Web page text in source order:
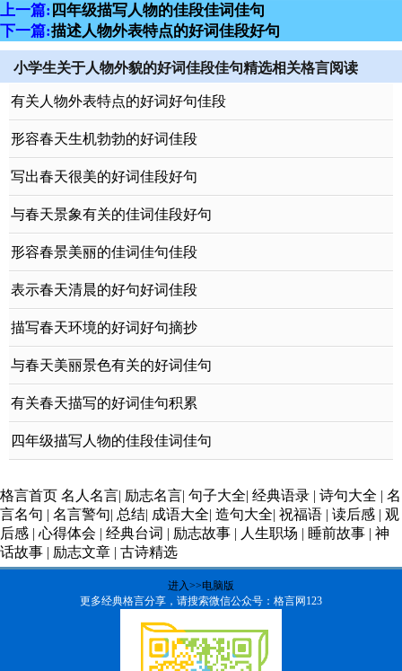
上一篇: 四年级描写人物的佳段佳词佳句
下一篇:描述人物外表特点的好词佳段好句
小学生关于人物外貌的好词佳段佳句精选相关格言阅读
有关人物外表特点的好词好句佳段
形容春天生机勃勃的好词佳段
写出春天很美的好词佳段好句
与春天景象有关的佳词佳段好句
形容春景美丽的佳词佳句佳段
表示春天清晨的好句好词佳段
描写春天环境的好词好句摘抄
与春天美丽景色有关的好词佳句
有关春天描写的好词佳句积累
四年级描写人物的佳段佳词佳句
格言首页 名人名言| 励志名言| 句子大全| 经典语录 | 诗句大全 | 名
言名句 | 名言警句| 总结| 成语大全| 造句大全| 祝福语 | 读后感 | 观
后感 | 心得体会 | 经典台词 | 励志故事 | 人生职场 | 睡前故事 | 神
话故事 | 励志文章 | 古诗精选
进入>>电脑版
更多经典格言分享，请搜索微信公众号：格言网123